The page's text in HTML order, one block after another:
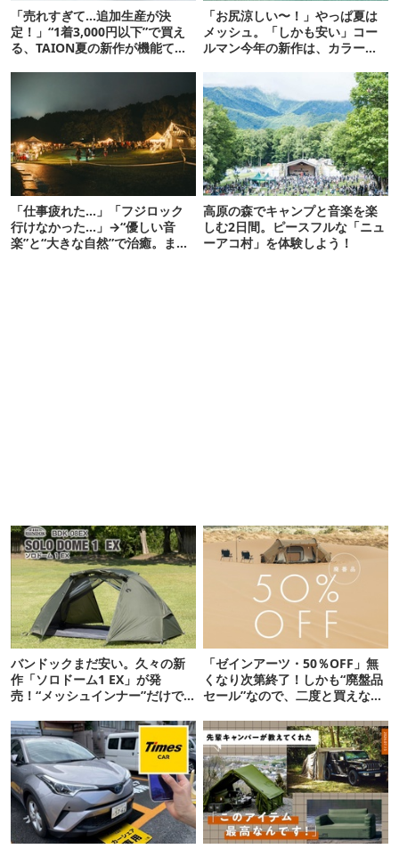
「売れすぎて…追加生産が決
定！」“1着3,000円以下”で買え
る、TAION夏の新作が機能てん
「お尻涼しい〜！」やっぱ夏は
メッシュ。「しかも安い」コー
ルマン今年の新作は、カラーも
「仕事疲れた…」「フジロック
行けなかった…」→“優しい音
楽”と“大きな自然”で治癒。まだ
高原の森でキャンプと音楽を楽
しむ2日間。ピースフルな「ニュ
ーアコ村」を体験しよう！
バンドックまだ安い。久々の新
作「ソロドーム1 EX」が発
売！“メッシュインナー”だけで
「ゼインアーツ・50％OFF」無
くなり次第終了！しかも“廃盤品
セール”なので、二度と買えない